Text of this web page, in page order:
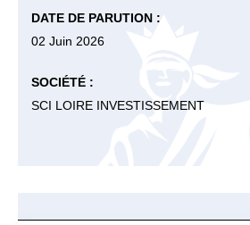
DATE DE PARUTION :
02 Juin 2026
SOCIÉTÉ :
SCI LOIRE INVESTISSEMENT